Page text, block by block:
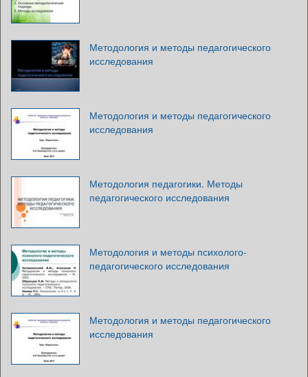
Методология и методы педагогического
исследования
Методология и методы педагогического
исследования
Методология педагогики. Методы
педагогического исследования
Методология и методы психолого-
педагогического исследования
Методология и методы педагогического
исследования